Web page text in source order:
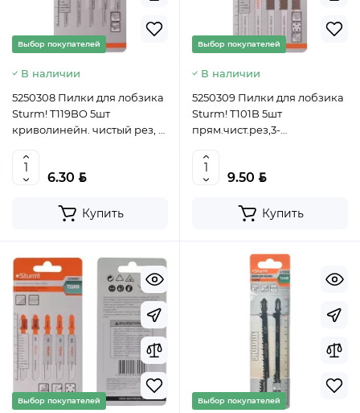
Выбор покупателей
В наличии
5250308 Пилки для лобзика
Sturm! T119BO 5шт
криволинейн. чистый рез, 2-
4603010057369 (CN)
6.30 BYN
Купить
Выбор покупателей
В наличии
5250309 Пилки для лобзика
Sturm! T101B 5шт
прям.чист.рез,3-
4603010057383 (CN)
9.50 BYN
Купить
Выбор покупателей Выбор покупателей